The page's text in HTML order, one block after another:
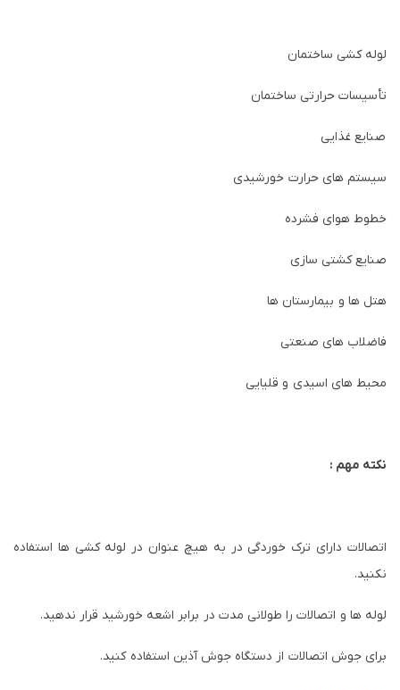
لوله کشی ساختمان
تأسیسات حرارتی ساختمان
صنایع غذایی
سیستم های حرارت خورشیدی
خطوط هوای فشرده
صنایع کشتی سازی
هتل ها و بیمارستان ها
فاضلاب های صنعتی
محیط های اسیدی و قلیایی
نکته مهم :
اتصالات دارای ترک خوردگی در به هیچ عنوان در لوله کشی ها استفاده
نکنید.
لوله ها و اتصالات را طولانی مدت در برابر اشعه خورشید قرار ندهید.
برای جوش اتصالات از دستگاه جوش آذین استفاده کنید.